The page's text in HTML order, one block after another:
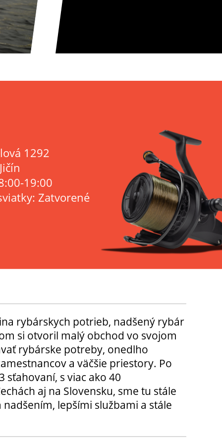
1292
19:00
Zatvorené
rybárskych potrieb, nadšený rybár
si otvoril malý obchod vo svojom
rybárske potreby, onedlho
a väčšie priestory. Po
sťahovaní, s viac ako 40
aj na Slovensku, sme tu stále
lepšími službami a stále